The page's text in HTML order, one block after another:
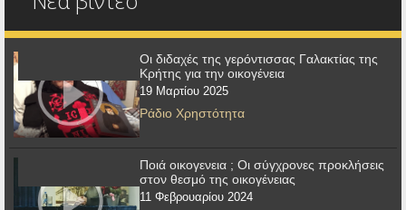
Οι διδαχές της γερόντισσας Γαλακτίας της
Κρήτης για την οικογένεια
19 Μαρτίου 2025
Ράδιο Χρηστότητα
Ποιά οικογενεια ; Οι σύγχρονες προκλήσεις
στον θεσμό της οικογένειας
11 Φεβρουαρίου 2024